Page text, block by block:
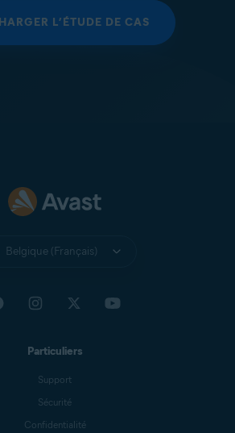
L’ÉTUDE DE CAS
Belgique (Français)
Particuliers
Support
Sécurité
Confidentialité